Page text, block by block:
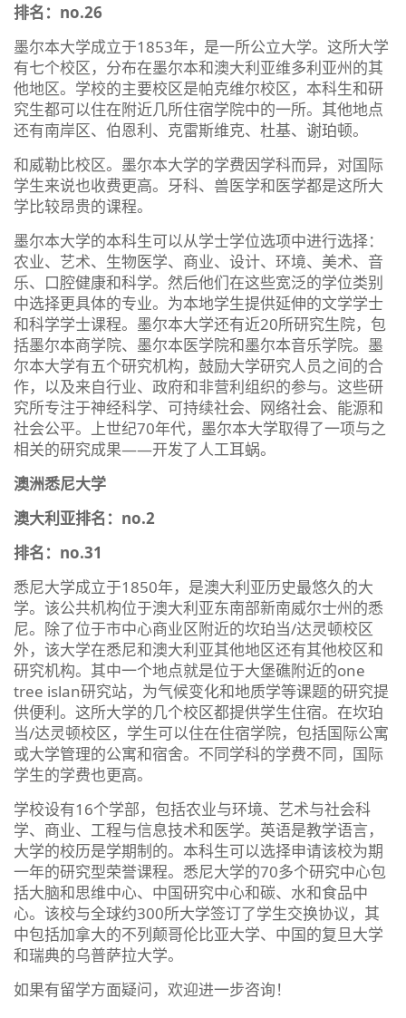
排名：no.26
墨尔本大学成立于1853年，是一所公立大学。这所大学
有七个校区，分布在墨尔本和澳大利亚维多利亚州的其
他地区。学校的主要校区是帕克维尔校区，本科生和研
究生都可以住在附近几所住宿学院中的一所。其他地点
还有南岸区、伯恩利、克雷斯维克、杜基、谢珀顿。
和威勒比校区。墨尔本大学的学费因学科而异，对国际
学生来说也收费更高。牙科、兽医学和医学都是这所大
学比较昂贵的课程。
墨尔本大学的本科生可以从学士学位选项中进行选择：
农业、艺术、生物医学、商业、设计、环境、美术、音
乐、口腔健康和科学。然后他们在这些宽泛的学位类别
中选择更具体的专业。为本地学生提供延伸的文学学士
和科学学士课程。墨尔本大学还有近20所研究生院，包
括墨尔本商学院、墨尔本医学院和墨尔本音乐学院。墨
尔本大学有五个研究机构，鼓励大学研究人员之间的合
作，以及来自行业、政府和非营利组织的参与。这些研
究所专注于神经科学、可持续社会、网络社会、能源和
社会公平。上世纪70年代，墨尔本大学取得了一项与之
相关的研究成果——开发了人工耳蜗。
澳洲悉尼大学
澳大利亚排名：no.2
排名：no.31
悉尼大学成立于1850年，是澳大利亚历史最悠久的大
学。该公共机构位于澳大利亚东南部新南威尔士州的悉
尼。除了位于市中心商业区附近的坎珀当/达灵顿校区
外，该大学在悉尼和澳大利亚其他地区还有其他校区和
研究机构。其中一个地点就是位于大堡礁附近的one
tree islan研究站，为气候变化和地质学等课题的研究提
供便利。这所大学的几个校区都提供学生住宿。在坎珀
当/达灵顿校区，学生可以住在住宿学院，包括国际公寓
或大学管理的公寓和宿舍。不同学科的学费不同，国际
学生的学费也更高。
学校设有16个学部，包括农业与环境、艺术与社会科
学、商业、工程与信息技术和医学。英语是教学语言，
大学的校历是学期制的。本科生可以选择申请该校为期
一年的研究型荣誉课程。悉尼大学的70多个研究中心包
括大脑和思维中心、中国研究中心和碳、水和食品中
心。该校与全球约300所大学签订了学生交换协议，其
中包括加拿大的不列颠哥伦比亚大学、中国的复旦大学
和瑞典的乌普萨拉大学。
如果有留学方面疑问，欢迎进一步咨询！